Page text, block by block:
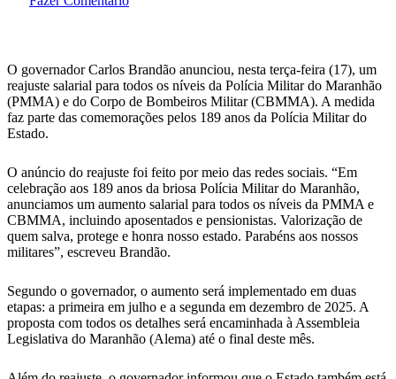
O governador Carlos Brandão anunciou, nesta terça-feira (17), um
reajuste salarial para todos os níveis da Polícia Militar do Maranhão
(PMMA) e do Corpo de Bombeiros Militar (CBMMA). A medida
faz parte das comemorações pelos 189 anos da Polícia Militar do
Estado.
O anúncio do reajuste foi feito por meio das redes sociais. “Em
celebração aos 189 anos da briosa Polícia Militar do Maranhão,
anunciamos um aumento salarial para todos os níveis da PMMA e
CBMMA, incluindo aposentados e pensionistas. Valorização de
quem salva, protege e honra nosso estado. Parabéns aos nossos
militares”, escreveu Brandão.
Segundo o governador, o aumento será implementado em duas
etapas: a primeira em julho e a segunda em dezembro de 2025. A
proposta com todos os detalhes será encaminhada à Assembleia
Legislativa do Maranhão (Alema) até o final deste mês.